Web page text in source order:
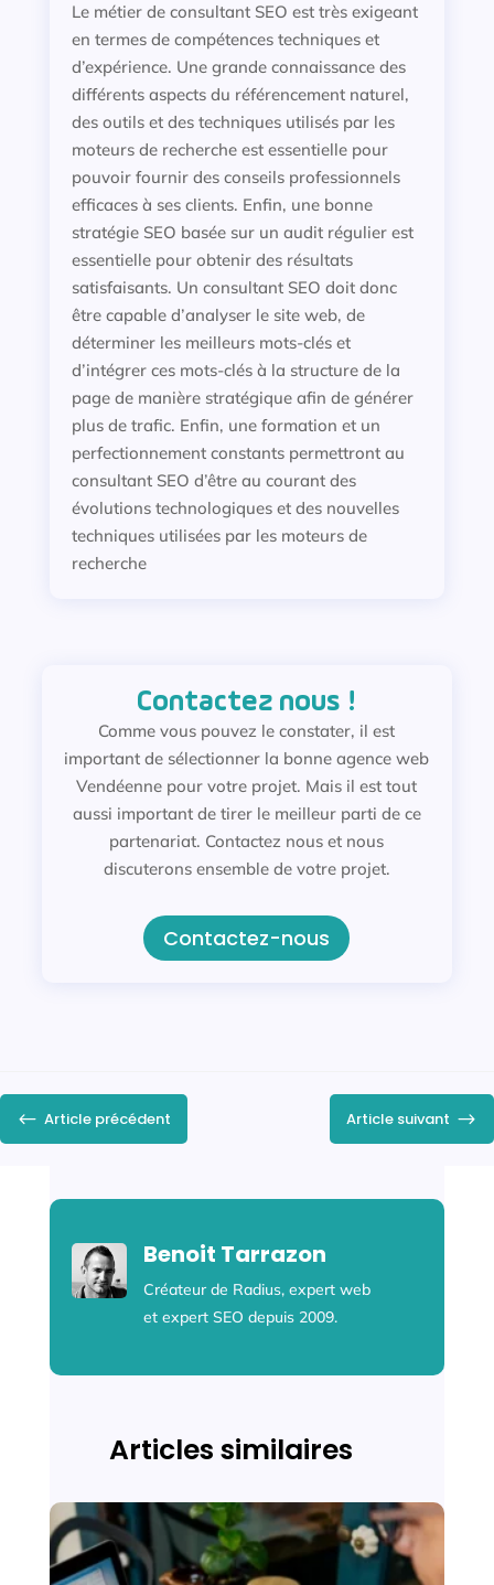
Le métier de consultant SEO est très exigeant
en termes de compétences techniques et
d’expérience. Une grande connaissance des
différents aspects du référencement naturel,
des outils et des techniques utilisés par les
moteurs de recherche est essentielle pour
pouvoir fournir des conseils professionnels
efficaces à ses clients. Enfin, une bonne
stratégie SEO basée sur un audit régulier est
essentielle pour obtenir des résultats
satisfaisants. Un consultant SEO doit donc
être capable d’analyser le site web, de
déterminer les meilleurs mots-clés et
d’intégrer ces mots-clés à la structure de la
page de manière stratégique afin de générer
plus de trafic. Enfin, une formation et un
perfectionnement constants permettront au
consultant SEO d’être au courant des
évolutions technologiques et des nouvelles
techniques utilisées par les moteurs de
recherche
Contactez nous !
Comme vous pouvez le constater, il est
important de sélectionner la bonne agence web
Vendéenne pour votre projet. Mais il est tout
aussi important de tirer le meilleur parti de ce
partenariat. Contactez nous et nous
discuterons ensemble de votre projet.
Contactez-nous
# Article précédent Article suivant $
Benoit Tarrazon
Créateur de Radius, expert web
et expert SEO depuis 2009.
Articles similaires